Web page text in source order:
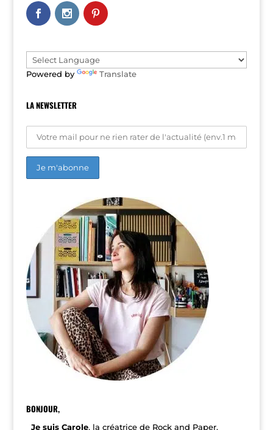
n
a
v
e
:Powered by Translate
LA NEWSLETTER
BONJOUR,
Je suis Carole, la créatrice de Rock and Paper.